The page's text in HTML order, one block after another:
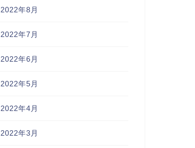
2022年8月
2022年7月
2022年6月
2022年5月
2022年4月
2022年3月